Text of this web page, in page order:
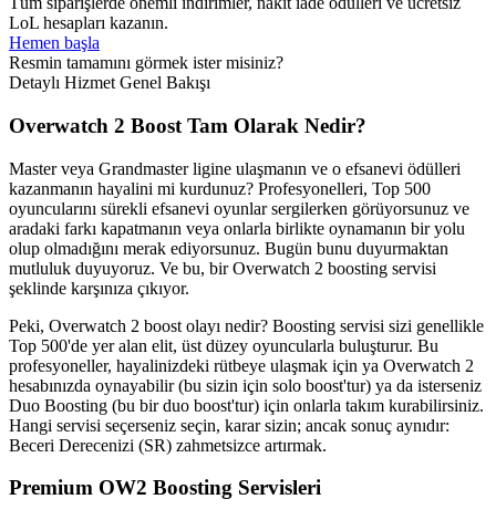
LoL hesapları kazanın.
Hemen başla
Resmin tamamını görmek ister misiniz?
Detaylı Hizmet Genel Bakışı
Overwatch 2 Boost Tam Olarak Nedir?
Master veya Grandmaster ligine ulaşmanın ve o efsanevi ödülleri
kazanmanın hayalini mi kurdunuz? Profesyonelleri, Top 500
oyuncularını sürekli efsanevi oyunlar sergilerken görüyorsunuz ve
aradaki farkı kapatmanın veya onlarla birlikte oynamanın bir yolu
olup olmadığını merak ediyorsunuz. Bugün bunu duyurmaktan
mutluluk duyuyoruz. Ve bu, bir Overwatch 2 boosting servisi
şeklinde karşınıza çıkıyor.
Peki, Overwatch 2 boost olayı nedir? Boosting servisi sizi genellikle
Top 500'de yer alan elit, üst düzey oyuncularla buluşturur. Bu
profesyoneller, hayalinizdeki rütbeye ulaşmak için ya Overwatch 2
hesabınızda oynayabilir (bu sizin için solo boost'tur) ya da isterseniz
Duo Boosting (bu bir duo boost'tur) için onlarla takım kurabilirsiniz.
Hangi servisi seçerseniz seçin, karar sizin; ancak sonuç aynıdır:
Beceri Derecenizi (SR) zahmetsizce artırmak.
Premium OW2 Boosting Servisleri